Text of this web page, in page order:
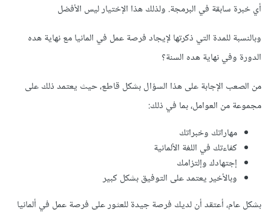
أي خبرة سابقة في البرمجة. ولذلك هذا الإختيار ليس الأفضل
وبالنسبة للمدة التي ذكرتها لإيجاد فرصة عمل في المانيا مع نهاية هده
الدورة وفي نهاية هده السنة؟
من الصعب الإجابة على هذا السؤال بشكل قاطع، حيث يعتمد ذلك على
مجموعة من العوامل، بما في ذلك:
مهاراتك وخبراتك
كفاءتك في اللغة الألمانية
إجتهادك وإلتزامك
وبالأخير يعتمد على التوفيق بشكل كبير
بشكل عام، أعتقد أن لديك فرصة جيدة للعثور على فرصة عمل في ألمانيا